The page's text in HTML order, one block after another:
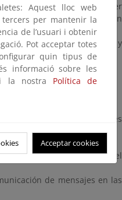
para analizar y comprender
y la educación
ambiental.
de interpretación y
protegidos y Parques
los Parques Nacionales
e interpretación del
de mensajes en las
Aquest lloc web
per mantenir la
de l’usuari i obtenir
Pot acceptar totes
quin tipus de
informació sobre les
la nostra Política de
Acceptar cookies